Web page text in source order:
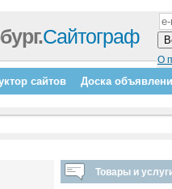
О
Сайтограф
сайтов Доска
Товары и